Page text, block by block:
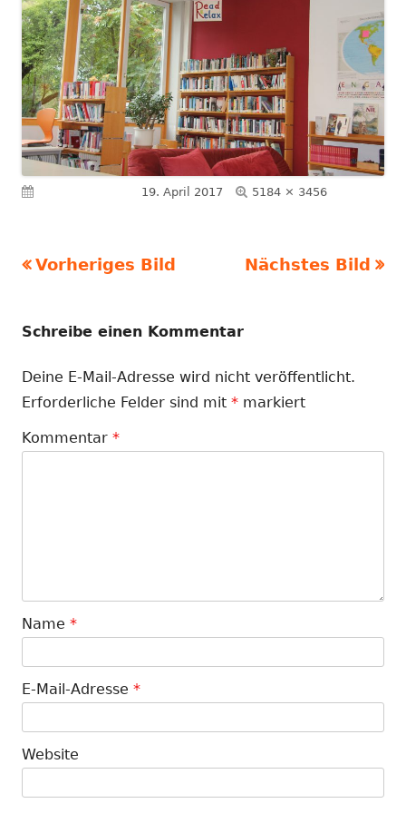
19. April 2017 Volle
5184 × 3456
Vorheriges Bild Nächstes Bild
Schreibe einen Kommentar
Deine E-Mail-Adresse wird nicht veröffentlicht.
Erforderliche Felder sind mit * markiert
Kommentar *
Name *
E-Mail-Adresse *
Website